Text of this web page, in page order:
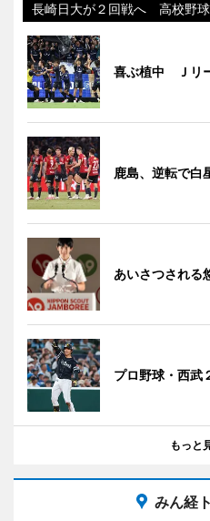
長崎日大が２回戦へ 高校野球
喜ぶ植中 Ｊリ
鹿島、逆転で
あいさつされる
プロ野球・西武
もっと
みん経